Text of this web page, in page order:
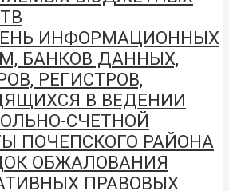
ИНФОРМАЦИОННЫХ
БАНКОВ ДАННЫХ,
РЕГИСТРОВ,
В ВЕДЕНИИ
СЧЕТНОЙ
ПОЧЕПСКОГО РАЙОНА
ОБЖАЛОВАНИЯ
ПРАВОВЫХ